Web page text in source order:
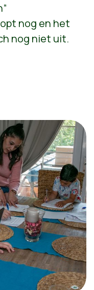
nog en het
nog niet uit.